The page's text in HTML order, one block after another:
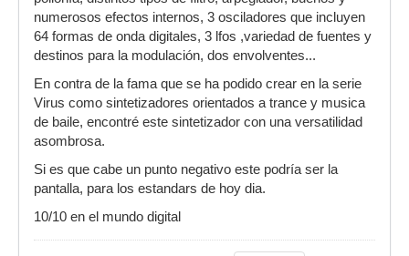
numerosos efectos internos, 3 osciladores que incluyen
64 formas de onda digitales, 3 lfos ,variedad de fuentes y
destinos para la modulación, dos envolventes...
En contra de la fama que se ha podido crear en la serie
Virus como sintetizadores orientados a trance y musica
de baile, encontré este sintetizador con una versatilidad
asombrosa.
Si es que cabe un punto negativo este podría ser la
pantalla, para los estandars de hoy dia.
10/10 en el mundo digital